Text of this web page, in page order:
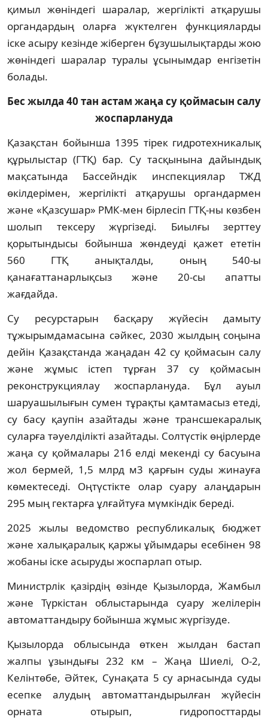
қимыл жөніндегі шаралар, жергілікті атқарушы
органдардың оларға жүктелген функцияларды
іске асыру кезінде жіберген бұзушылықтарды жою
жөніндегі шаралар туралы ұсынымдар енгізетін
болады.
Бес жылда 40 тан астам жаңа су қоймасын салу
жоспарлануда
Қазақстан бойынша 1395 тірек гидротехникалық
құрылыстар (ГТҚ) бар. Су тасқынына дайындық
мақсатында Бассейндік инспекциялар ТЖД
өкілдерімен, жергілікті атқарушы органдармен
және «Қазсушар» РМК-мен бірлесіп ГТҚ-ны көзбен
шолып тексеру жүргізеді. Биылғы зерттеу
қорытындысы бойынша жөндеуді қажет ететін
560 ГТҚ анықталды, оның 540-ы
қанағаттанарлықсыз және 20-сы апатты
жағдайда.
Су ресурстарын басқару жүйесін дамыту
тұжырымдамасына сәйкес, 2030 жылдың соңына
дейін Қазақстанда жаңадан 42 су қоймасын салу
және жұмыс істеп тұрған 37 су қоймасын
реконструкциялау жоспарлануда. Бұл ауыл
шаруашылығын сумен тұрақты қамтамасыз етеді,
су басу қаупін азайтады және трансшекаралық
суларға тәуелділікті азайтады. Солтүстік өңірлерде
жаңа су қоймалары 216 елді мекенді су басуына
жол бермей, 1,5 млрд м3 қарғын суды жинауға
көмектеседі. Оңтүстікте олар суару алаңдарын
295 мың гектарға ұлғайтуға мүмкіндік береді.
2025 жылы ведомство республикалық бюджет
және халықаралық қаржы ұйымдары есебінен 98
жобаны іске асыруды жоспарлап отыр.
Министрлік қазірдің өзінде Қызылорда, Жамбыл
және Түркістан облыстарында суару желілерін
автоматтандыру бойынша жұмыс жүргізуде.
Қызылорда облысында өткен жылдан бастап
жалпы ұзындығы 232 км – Жаңа Шиелі, О-2,
Келінтөбе, Әйтек, Сунақата 5 су арнасында суды
есепке алудың автоматтандырылған жүйесін
орната отырып, гидропосттарды